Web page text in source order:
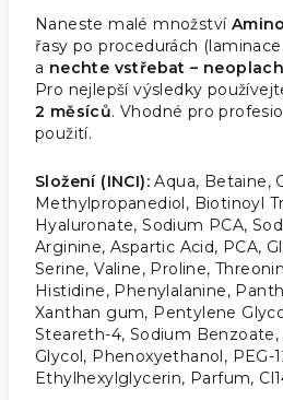
Naneste malé množství
řasy po procedurách
a nechte vstřebat –
Pro nejlepší výsledky
2 měsíců. Vhodné pro
použití.
Složení (INCI): Aqua, Betaine,
Methylpropanediol, Biotinoyl
Hyaluronate, Sodium PCA,
Arginine, Aspartic Acid, PCA,
Serine, Valine, Proline,
Histidine, Phenylalanine,
Xanthan gum, Pentylene
Steareth-4, Sodium Benzoate,
Glycol, Phenoxyethanol, PEG-
Ethylhexylglycerin, Parfum,